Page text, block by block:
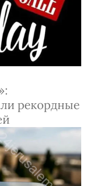
рекордные